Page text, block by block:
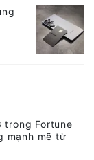
trong Fortune
mạnh mẽ từ